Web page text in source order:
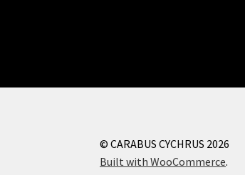
© CARABUS CYCHRUS 2026
Built with WooCommerce.